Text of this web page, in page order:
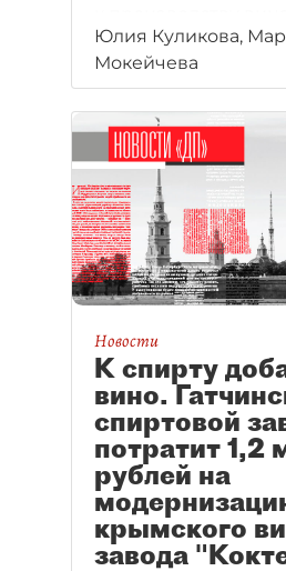
на контрактной
Севастополем.
Юлия Куликова,
Мокейчева
Новости
К спирту
вино.
спиртовой
потратит 1,2
рублей на
крымского
завода